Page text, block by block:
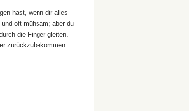
hast, wenn dir alles
oft mühsam; aber du
die Finger gleiten,
zurückzubekommen.